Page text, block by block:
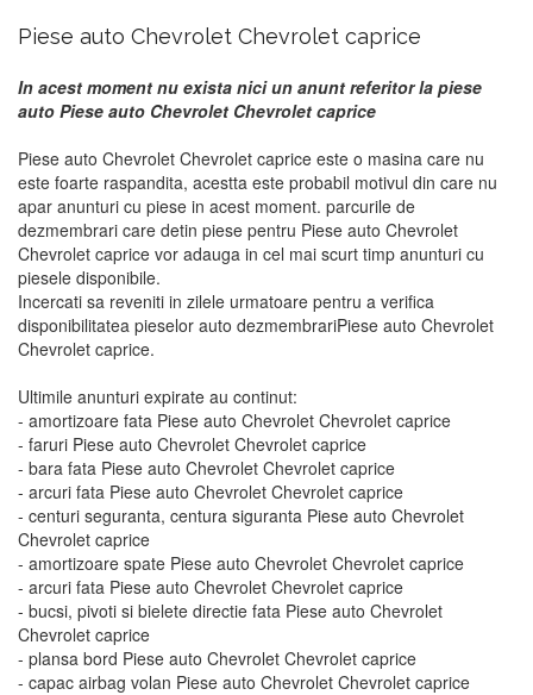
Piese auto Chevrolet Chevrolet caprice
In acest moment nu exista nici un anunt referitor la piese
auto Piese auto Chevrolet Chevrolet caprice
Piese auto Chevrolet Chevrolet caprice este o masina care nu
este foarte raspandita, acestta este probabil motivul din care nu
apar anunturi cu piese in acest moment. parcurile de
dezmembrari care detin piese pentru Piese auto Chevrolet
Chevrolet caprice vor adauga in cel mai scurt timp anunturi cu
piesele disponibile.
Incercati sa reveniti in zilele urmatoare pentru a verifica
disponibilitatea pieselor auto dezmembrariPiese auto Chevrolet
Chevrolet caprice.
Ultimile anunturi expirate au continut:
- amortizoare fata Piese auto Chevrolet Chevrolet caprice
- faruri Piese auto Chevrolet Chevrolet caprice
- bara fata Piese auto Chevrolet Chevrolet caprice
- arcuri fata Piese auto Chevrolet Chevrolet caprice
- centuri seguranta, centura siguranta Piese auto Chevrolet
Chevrolet caprice
- amortizoare spate Piese auto Chevrolet Chevrolet caprice
- arcuri fata Piese auto Chevrolet Chevrolet caprice
- bucsi, pivoti si bielete directie fata Piese auto Chevrolet
Chevrolet caprice
- plansa bord Piese auto Chevrolet Chevrolet caprice
- capac airbag volan Piese auto Chevrolet Chevrolet caprice